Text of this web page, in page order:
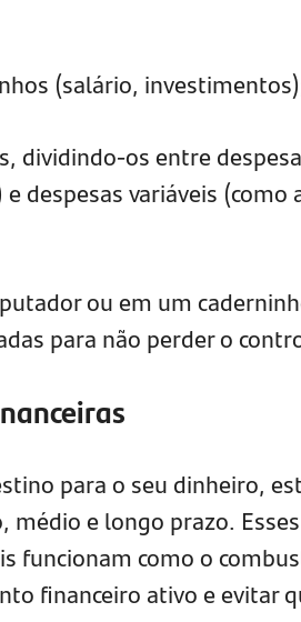
(salário,
dividindo-os entre
despesas variáveis (como
ou em um
para não perder o
para o seu dinheiro,
médio e longo prazo.
funcionam como o
financeiro ativo e evitar